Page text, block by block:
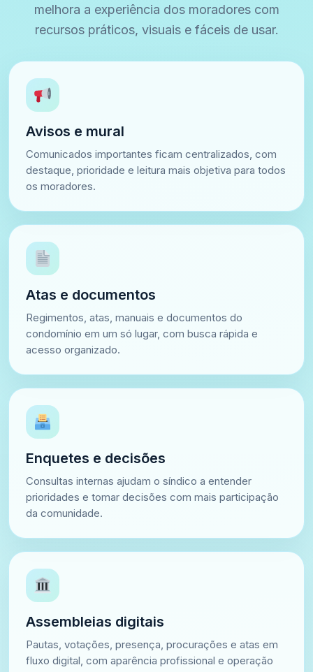
melhora a experiência dos moradores com
recursos práticos, visuais e fáceis de usar.
Avisos e mural
Comunicados importantes ficam centralizados, com
destaque, prioridade e leitura mais objetiva para todos
os moradores.
Atas e documentos
Regimentos, atas, manuais e documentos do
condomínio em um só lugar, com busca rápida e
acesso organizado.
Enquetes e decisões
Consultas internas ajudam o síndico a entender
prioridades e tomar decisões com mais participação
da comunidade.
Assembleias digitais
Pautas, votações, presença, procurações e atas em
fluxo digital, com aparência profissional e operação